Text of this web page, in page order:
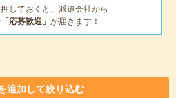
しておくと、派遣会社から
「応募歓迎」 が届きます！
追加して絞り込む